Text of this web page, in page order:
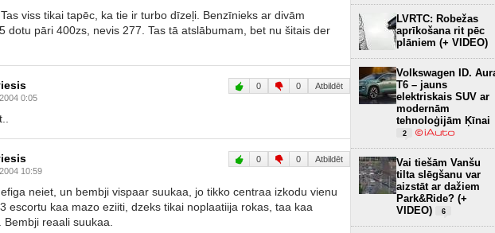
viss tikai tapēc, ka tie ir turbo dīzeļi. Benzīnieks ar divām
dotu pāri 400zs, nevis 277. Tas tā atslābumam, bet nu šitais der
0:05
0 0 Atbildēt
10:59
0 0 Atbildēt
neiet, un bembji vispaar suukaa, jo tikko centraa izkodu vienu
escortu kaa mazo eziiti, dzeks tikai noplaatiija rokas, taa kaa
reaali suukaa.
LVRTC: Robežas
aprīkošana rit pēc
plāniem (+ VIDEO)
Volkswagen ID.
T6 – jauns
elektriskais SUV ar
modernām
tehnoloģijām Ķīnai
2
Vai tiešām Vanšu
tilta slēgšanu var
aizstāt ar dažiem
Park&Ride? (+
VIDEO)
6